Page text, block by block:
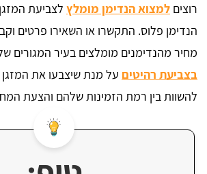
רוצים למצוא הנדימן מומלץ לצביעת
מחיר מהנדימנים מומלצים בעיר המגורים
בצביעת רהיטים על מנת שיצבעו את
להשוות בין רמת הזמינות שלהם והצעת